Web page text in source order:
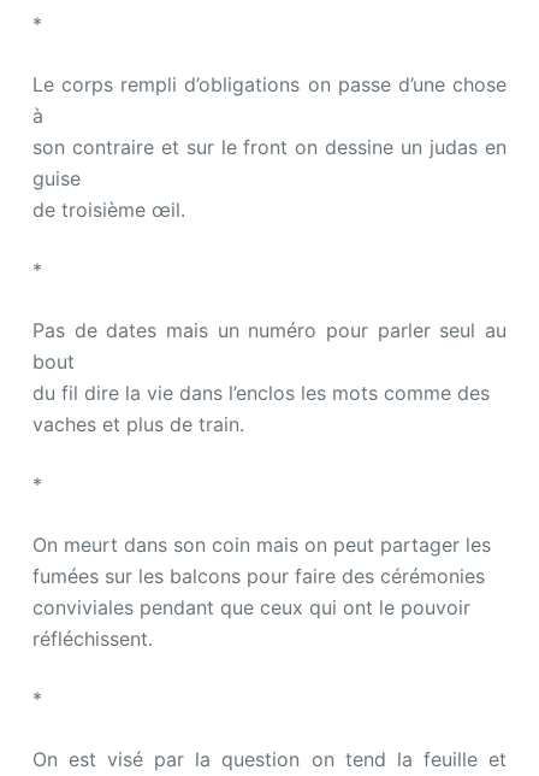
*
Le corps rempli d’obligations on passe d’une chose
à
son contraire et sur le front on dessine un judas en
guise
de troisième œil.
*
Pas de dates mais un numéro pour parler seul au
bout
du fil dire la vie dans l’enclos les mots comme des
vaches et plus de train.
*
On meurt dans son coin mais on peut partager les
fumées sur les balcons pour faire des cérémonies
conviviales pendant que ceux qui ont le pouvoir
réfléchissent.
*
On est visé par la question on tend la feuille et